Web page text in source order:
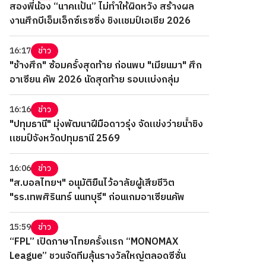
สองพี่น้อง “นาคแป้น” ไม่ทำให้ผิดหวัง สร้างผล
งานศึกบีเอ็มเอ็กซ์เรซซิ่ง ชิงแชมป์เอเชีย 2026
16:17 ข่าว
"ช้างศึก" ซ้อมครั้งสุดท้าย ก่อนพบ "เมียนมา" ศึก
อาเซียน คัพ 2026 นัดสุดท้าย รอบแบ่งกลุ่ม
16:16 ข่าว
"ปทุมธานี" มุ่งพัฒนาฝีมือดาวรุ่ง จัดแข่งว่ายน้ำชิง
แชมป์จังหวัดปทุมธานี 2569
16:06 ข่าว
"ส.บอลไทยฯ" อนุมัติยืนไว้อาลัยผู้เสียชีวิต
"รร.เทพศิรินทร์ นนทบุรี" ก่อนเกมอาเซียนคัพ
15:59 ข่าว
“FPL” เปิดภาษาไทยครั้งแรก “MONOMAX
League” ชวนจัดทีมลุ้นรางวัลใหญ่ตลอดซีซั่น